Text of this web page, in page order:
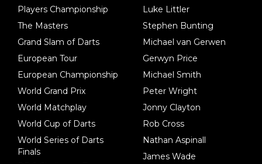
Players Championship
The Masters
Grand Slam of Darts
European Tour
European Championship
World Grand Prix
World Matchplay
World Cup of Darts
World Series of Darts
Finals
Luke Littler
Stephen Bunting
Michael van Gerwen
Gerwyn Price
Michael Smith
Peter Wright
Jonny Clayton
Rob Cross
Nathan Aspinall
James Wade